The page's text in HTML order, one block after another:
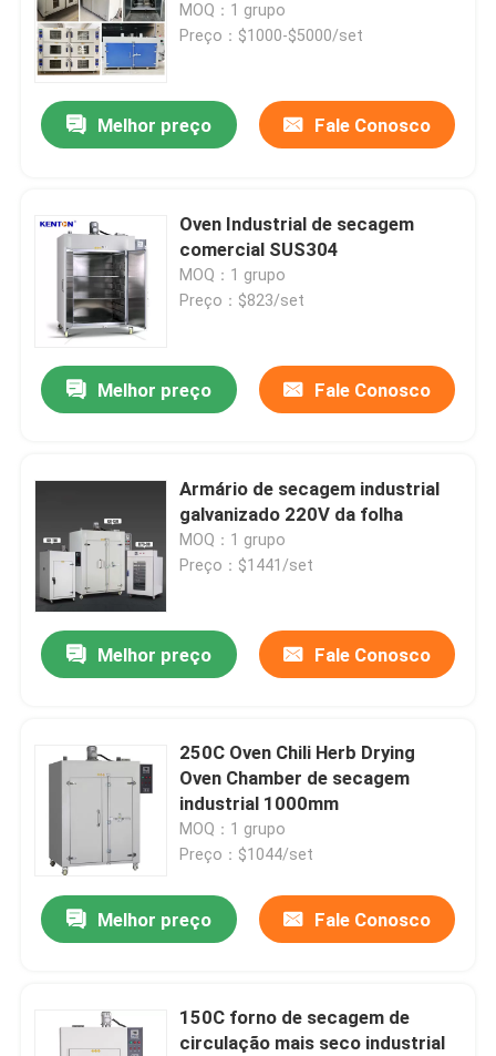
MOQ：1 grupo
Preço：$1000-$5000/set
Melhor preço Fale Conosco
Oven Industrial de secagem
comercial SUS304
MOQ：1 grupo
Preço：$823/set
Melhor preço Fale Conosco
Armário de secagem industrial
galvanizado 220V da folha
MOQ：1 grupo
Preço：$1441/set
Melhor preço Fale Conosco
250C Oven Chili Herb Drying
Oven Chamber de secagem
industrial 1000mm
MOQ：1 grupo
Preço：$1044/set
Melhor preço Fale Conosco
150C forno de secagem de
circulação mais seco industrial